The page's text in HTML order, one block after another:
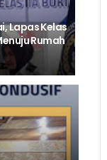
Lapas Kelas
Rumah